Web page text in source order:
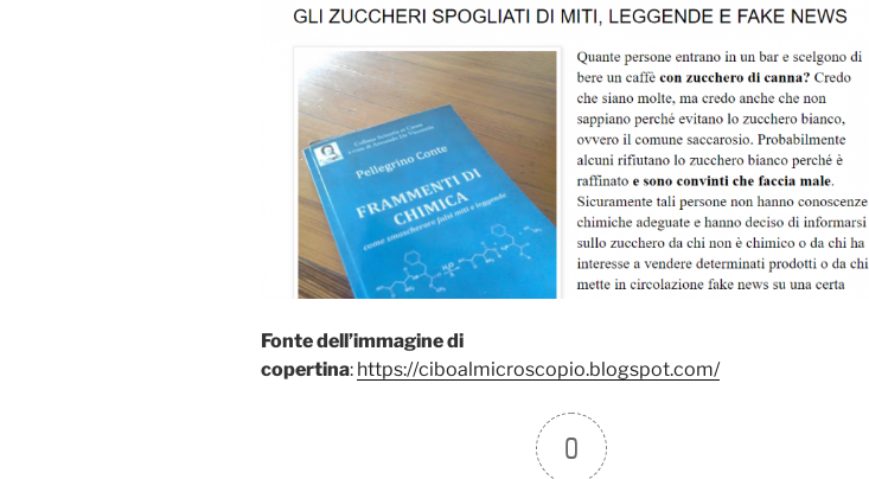
Fonte dell’immagine di
copertina: https://ciboalmicroscopio.blogspot.com/
0